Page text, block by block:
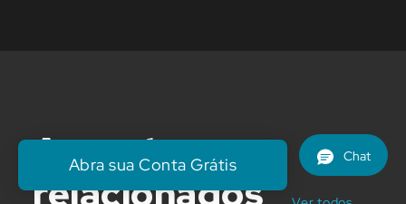
Assuntos
relacionados
Abra sua Conta Grátis